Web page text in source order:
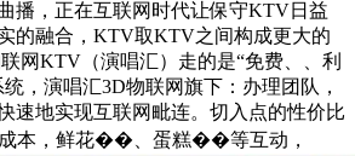
播，正在互联网时代让保守KTV日益
的融合，KTV取KTV之间构成更大的
网KTV（演唱汇）走的是“免费、、利
，演唱汇3D物联网旗下：办理团队，
速地实现互联网毗连。切入点的性价比
成本，鲜花��、蛋糕��等互动，